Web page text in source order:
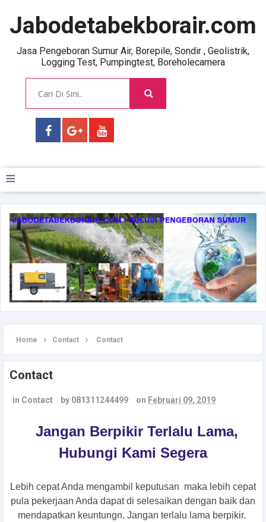
Jabodetabekborair.com
Jasa Pengeboran Sumur Air, Borepile, Sondir , Geolistrik,
Logging Test, Pumpingtest, Boreholecamera
≡
Home Contact Contact
Contact
in Contact by 081311244499 on Februari 09, 2019
Jangan Berpikir Terlalu Lama,
Hubungi Kami Segera
Lebih cepat Anda mengambil keputusan maka lebih cepat
pula pekerjaan Anda dapat di selesaikan dengan baik dan
mendapatkan keuntungn. Jangan terlalu lama berpikir.